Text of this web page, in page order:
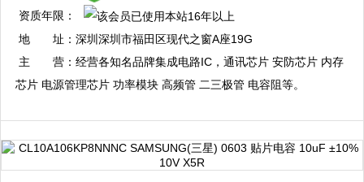
资质年限：
地 址：深圳深圳市福田区现代之窗A座19G
主 营：经营各知名品牌集成电路IC，通讯芯片 安防芯片 内存
芯片 电源管理芯片 功率模块 高频管 二三极管 电容阻等。